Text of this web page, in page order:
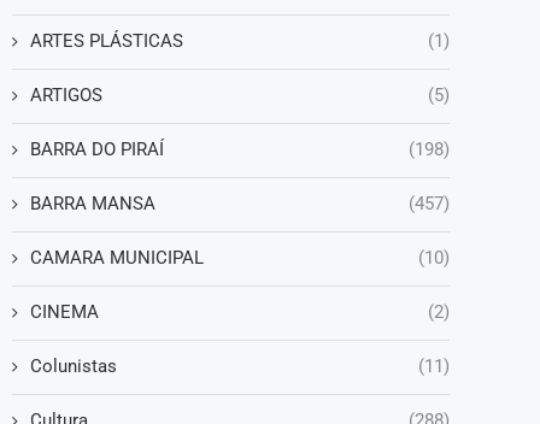
ARTES PLÁSTICAS (1)
ARTIGOS (5)
BARRA DO PIRAÍ (198)
BARRA MANSA (457)
CAMARA MUNICIPAL (10)
CINEMA (2)
Colunistas (11)